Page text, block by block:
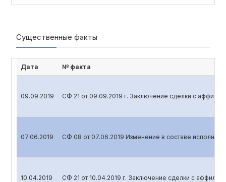
Существенные факты
Дата № факта
09.09.2019 СФ 21 от 09.09.2019 г. Заключение сделки с
07.06.2019 СФ 08 от 07.06.2019 Изменение в составе
10.04.2019 СФ 21 от 10.04.2019 г. Заключение сделки с